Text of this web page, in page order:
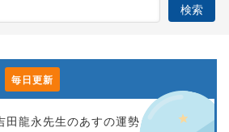
毎日更新
田龍永先生のあすの運勢